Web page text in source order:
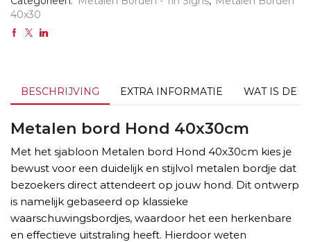
40x30
BESCHRIJVING EXTRA INFORMATIE WAT IS DE
Metalen bord Hond 40x30cm
Met het sjabloon Metalen bord Hond 40x30cm kies je
bewust voor een duidelijk en stijlvol metalen bordje dat
bezoekers direct attendeert op jouw hond. Dit ontwerp
is namelijk gebaseerd op klassieke
waarschuwingsbordjes, waardoor het een herkenbare
en effectieve uitstraling heeft. Hierdoor weten